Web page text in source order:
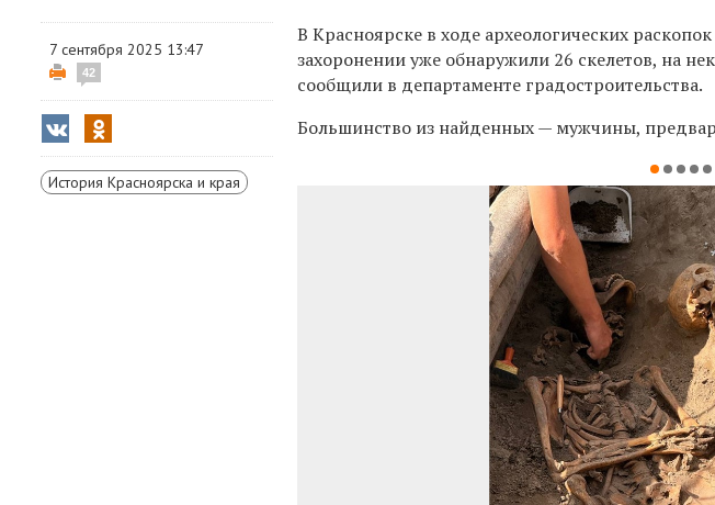
7 сентября 2025 13:47
42
История Красноярска и края
В Красноярске в ходе археологических
захоронении уже обнаружили 26 скелетов, на
сообщили в департаменте градостроительства.
Большинство из найденных — мужчины,